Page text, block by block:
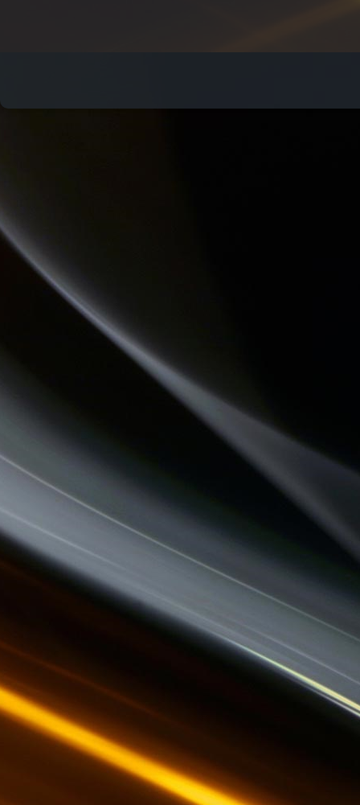
DREADA SOUND STATION
QUAND LA MUSIQUE EST BONNE
DESTINATION TENDRESSE